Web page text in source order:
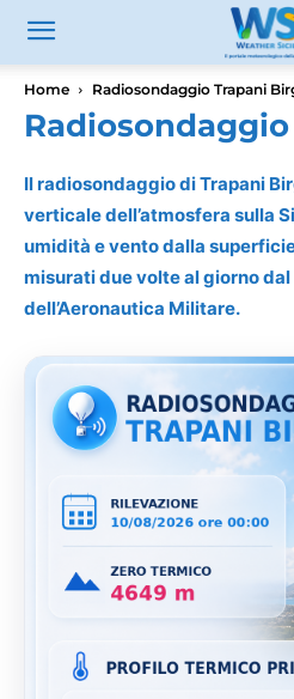
Home Radiosondaggio Trapani
Il radiosondaggio di Trapani
verticale dell’atmosfera sulla
umidità e vento dalla
misurati due volte al giorno
dell’Aeronautica Militare.